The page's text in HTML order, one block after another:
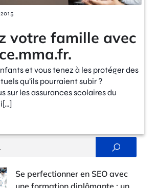
Se perfectionner en SEO avec
votre famille avec
et vous tenez à les protéger des
qu’ils pourraient subir ?
sur les assurances scolaires du